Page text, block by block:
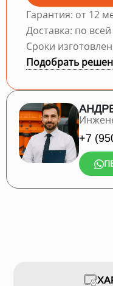
Гарантия: от 12
Доставка: по
Сроки
Подобрать
+7